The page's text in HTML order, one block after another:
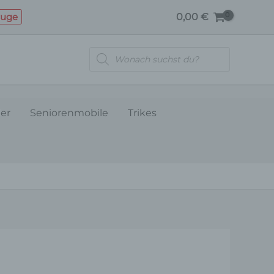
0,00 €
Products
search
Seniorenmobile Trikes